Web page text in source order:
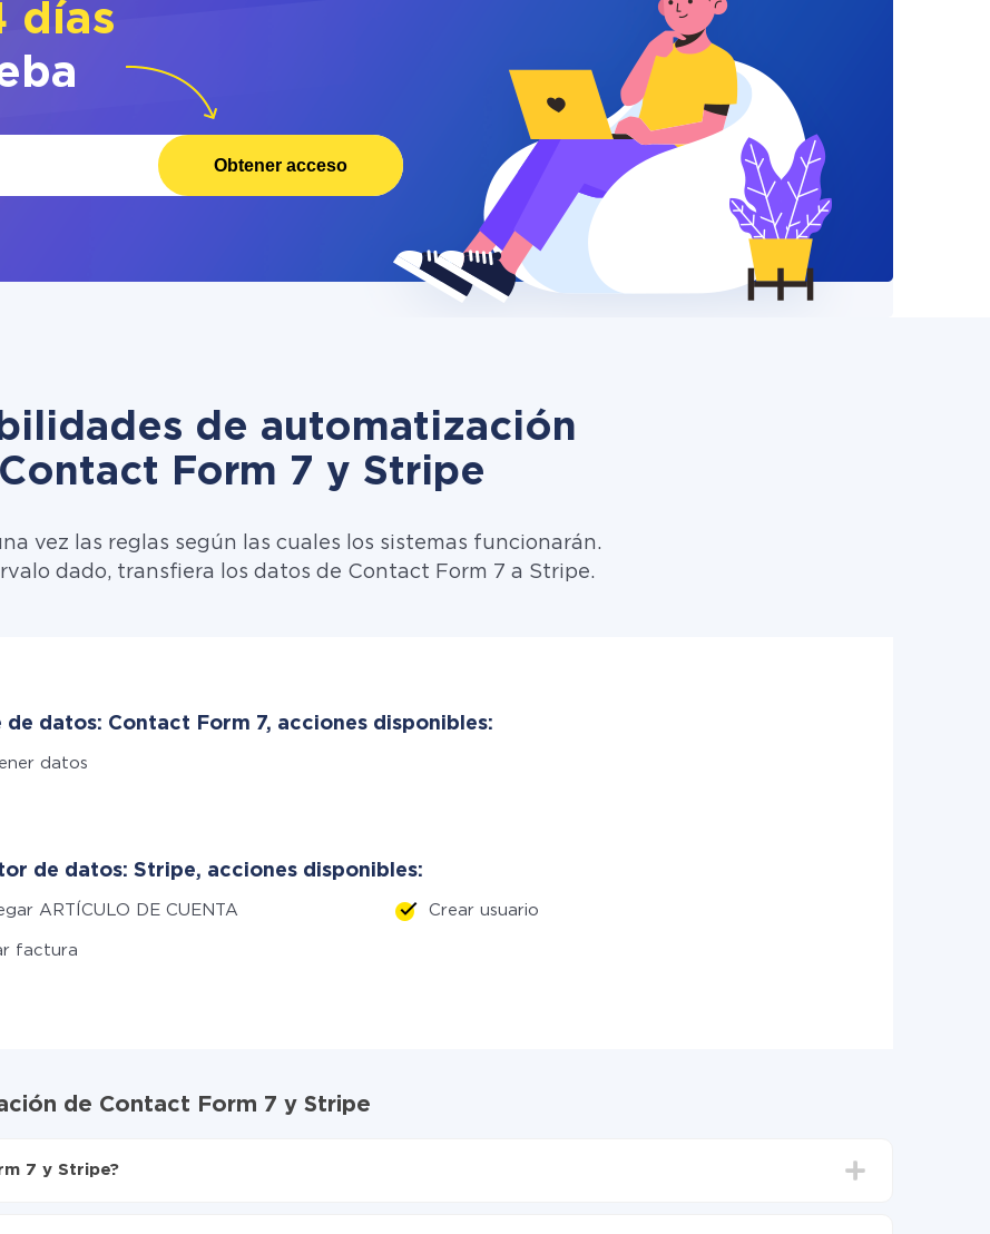
días
Obtener acceso
de automatización
Contact Form 7 y Stripe
vez las reglas según las cuales los sistemas funcionarán.
dado, transfiera los datos de Contact Form 7 a Stripe.
de datos: Contact Form 7, acciones disponibles:
datos
de datos: Stripe, acciones disponibles:
ARTÍCULO DE CUENTA Crear usuario
factura
de Contact Form 7 y Stripe
7 y Stripe?